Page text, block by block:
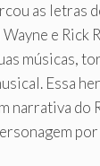
as letras
e Rick
músicas,
Essa
narrativa do